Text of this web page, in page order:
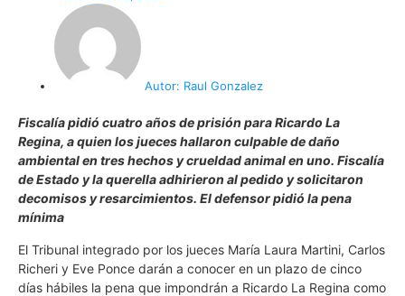
Autor: Raul Gonzalez
Fiscalía pidió cuatro años de prisión para Ricardo La
Regina, a quien los jueces hallaron culpable de daño
ambiental en tres hechos y crueldad animal en uno. Fiscalía
de Estado y la querella adhirieron al pedido y solicitaron
decomisos y resarcimientos. El defensor pidió la pena
mínima
El Tribunal integrado por los jueces María Laura Martini, Carlos
Richeri y Eve Ponce darán a conocer en un plazo de cinco
días hábiles la pena que impondrán a Ricardo La Regina como